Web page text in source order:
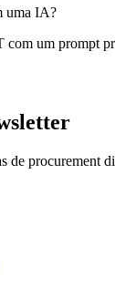
uma IA?
com um prompt
de procurement